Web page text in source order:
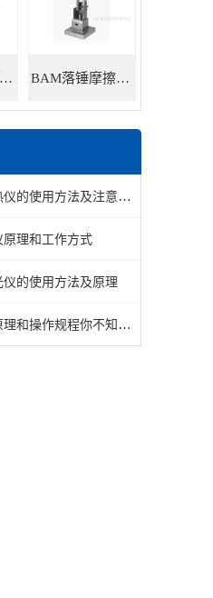
Oxipres油脂氧化稳定性仪 BAM落锤摩擦感度仪
自动氧弹式量热仪的使用方法及注意事项
理和工作方式
的使用方法及原理
旋转粘度计的原理和操作规程你不知道吗？